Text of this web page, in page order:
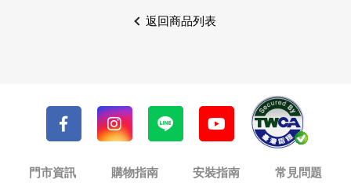
返回商品列表
門市資訊 購物指南 安裝指南 常見問題